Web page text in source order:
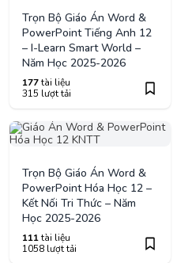
Trọn Bộ Giáo Án Word &
PowerPoint Tiếng Anh 12
– I-Learn Smart World –
Năm Học 2025-2026
177tài liệu
315 lượt tải
Trọn Bộ Giáo Án Word &
PowerPoint Hóa Học 12 –
Kết Nối Tri Thức – Năm
Học 2025-2026
111tài liệu
1058 lượt tải